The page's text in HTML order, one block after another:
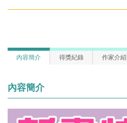
內容簡介 得獎紀錄 作家介紹
內容簡介